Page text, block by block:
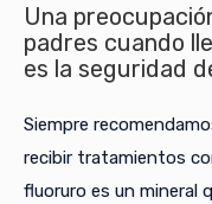
Una
padres cuando
es la seguridad
Siempre
recibir tratamientos
fluoruro es un mineral